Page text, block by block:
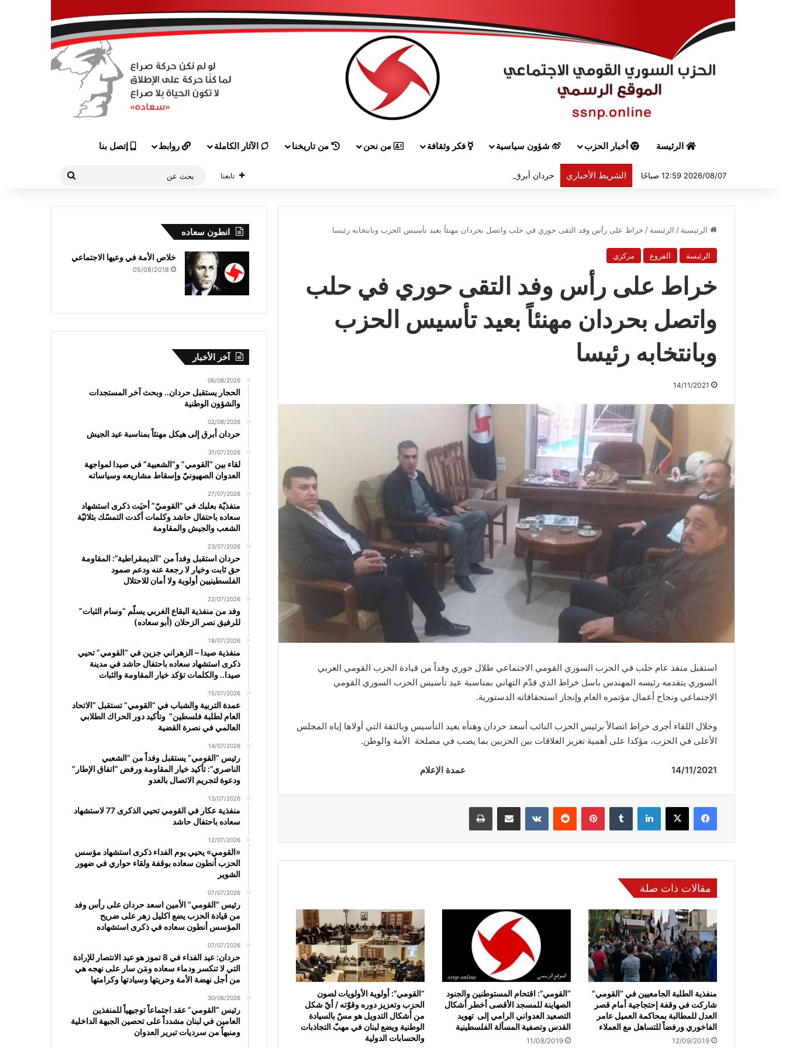
الرئيسة أخبار الحزب شؤون سياسية فكر وثقافة من نحن من تاريخنا الآثار الكاملة روابط إتصل بنا
2026/08/07 12:59 صباحًا الشريط الأخباري حردان أبرق إلى هيكل مهنئاً بمناسبة عيد الجيش تابعنا
الرئيسية / الرئيسة / خراط على رأس وفد التقى حوري في حلب واتصل بحردان مهنئاً بعيد تأسيس الحزب وبانتخابه رئيسا
الرئيسة الفروع مركزي
خراط على رأس وفد التقى حوري في حلب
واتصل بحردان مهنئاً بعيد تأسيس الحزب
وبانتخابه رئيسا
14/11/2021
استقبل منفذ عام حلب في الحزب السوري القومي الاجتماعي طلال حوري وفداً من قيادة الحزب القومي العربي
السوري يتقدمه رئيسه المهندس باسل خراط الذي قدّم التهاني بمناسبة عيد تأسيس الحزب السوري القومي
الإجتماعي ونجاح أعمال مؤتمره العام وإنجاز استحقاقاته الدستورية.
وخلال اللقاء أجرى خراط اتصالاً برئيس الحزب النائب أسعد حردان وهنأه بعيد التأسيس وبالثقة التي أولاها إياه المجلس
الأعلى في الحزب، مؤكدا على أهمية تعزيز العلاقات بين الحزبين بما يصب في مصلحة الأمة والوطن.
14/11/2021 عمدة الإعلام
فيسبوك لينكدإن بينتيريست
مقالات ذات صلة
منفذية الطلبة الجامعيين في “القومي”
شاركت في وقفة إحتجاجية أمام قصر
العدل للمطالبة بمحاكمة العميل عامر
الفاخوري ورفضاً للتساهل مع العملاء
12/09/2019
“القومي”: اقتحام المستوطنين والجنود
الصهاينة للمسجد الأقصى أخطر أشكال
التصعيد العدواني الرامي إلى تهويد
القدس وتصفية المسألة الفلسطينية
11/08/2019
“القومي”: أولوية الأولويات لصون
الحزب وتعزيز دوره وقوّته / أيّ شكل
من أشكال التدويل هو مسّ بالسيادة
الوطنية ويضع لبنان في مهبّ التجاذبات
والحسابات الدولية
انطون سعاده
خلاص الأمة في وعيها الاجتماعي
05/08/2018
آخر الأخبار
06/08/2026
الحجار يستقبل حردان.. وبحث آخر المستجدات
والشؤون الوطنية
02/08/2026
حردان أبرق إلى هيكل مهنئاً بمناسبة عيد الجيش
31/07/2026
لقاء بين “القومي” و”الشعبية” في صيدا لمواجهة
العدوان الصهيونيّ وإسقاط مشاريعه وسياساته
27/07/2026
منفذيّة بعلبك في “القوميّ” أحيَت ذكرى استشهاد
سعاده باحتفال حاشد وكلمات أكدت التمسّك بثلاثيّة
الشعب والجيش والمقاومة
23/07/2026
حردان استقبل وفداً من “الديمقراطية”: المقاومة
حق ثابت وخيار لا رجعة عنه ودعم صمود
الفلسطينيين أولوية ولا أمان للاحتلال
22/07/2026
وفد من منفذية البقاع الغربي يسلّم “وسام الثبات”
للرفيق نصر الزحلان (أبو سعاده)
18/07/2026
منفذية صيدا – الزهراني جزين في “القومي” تحيي
ذكرى استشهاد سعاده باحتفال حاشد في مدينة
صيدا.. والكلمات تؤكد خيار المقاومة والثبات
15/07/2026
عمدة التربية والشباب في “القومي” تستقبل “الاتحاد
العام لطلبة فلسطين” وتأكيد دور الحراك الطلابي
العالمي في نصرة القضية
14/07/2026
رئيس “القومي” يستقبل وفداً من “الشعبي
الناصري”: تأكيد خيار المقاومة ورفض “اتفاق الإطار”
ودعوة لتجريم الاتصال بالعدو
13/07/2026
منفذية عكار في القومي تحيي الذكرى 77 لاستشهاد
سعاده باحتفال حاشد
12/07/2026
«القومي» يحيي يوم الفداء ذكرى استشهاد مؤسس
الحزب أنطون سعاده بوقفة ولقاء حواري في ضهور
الشوير
07/07/2026
رئيس “القومي” الأمين اسعد حردان على رأس وفد
من قيادة الحزب يضع اكليل زهر على ضريح
المؤسس أنطون سعاده في ذكرى استشهاده
07/07/2026
حردان: عيد الفداء في 8 تموز هو عيد الانتصار للإرادة
التي لا تنكسر ودماء سعاده ومَن سار على نهجه هي
من أجل نهضة الأمة وحريتها وسيادتها وكرامتها
30/06/2026
رئيس “القومي” عقد اجتماعاً توجيهياً للمنفذين
العامين في لبنان مشدداً على تحصين الجبهة الداخلية
ومنبهاً من سرديات تبرير العدوان